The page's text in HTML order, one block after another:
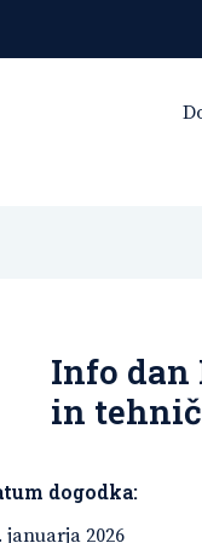
Info dan
in
dogodka:
januarja 2026